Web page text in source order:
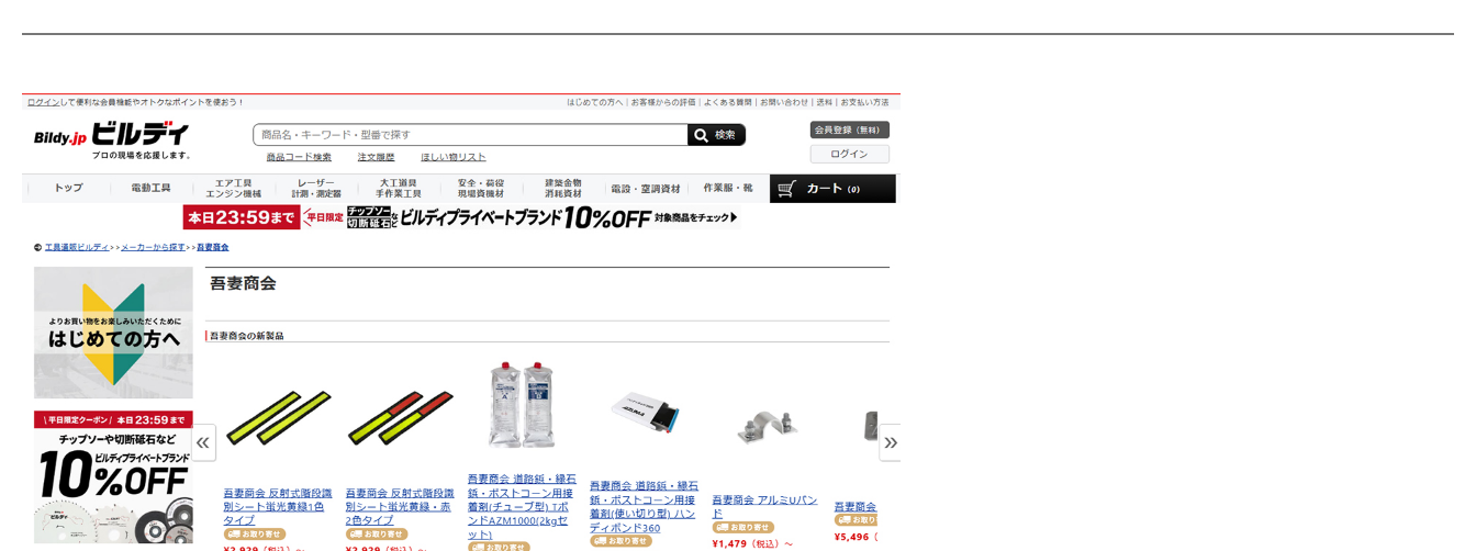
株式会社吾妻製作所 会社案内
交通安全用品事業
お問い合わせ先一覧